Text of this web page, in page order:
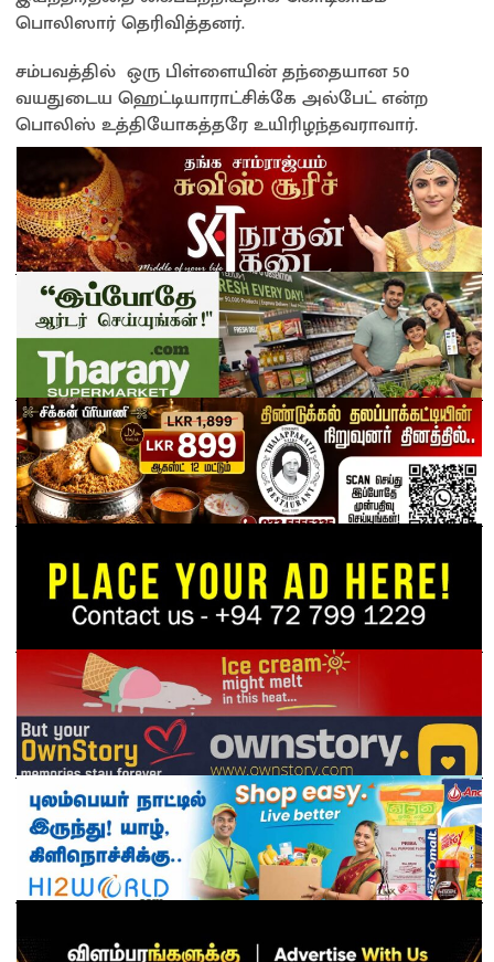
பொலிஸார் தெரிவித்தனர்.
சம்பவத்தில் ஒரு பிள்ளையின் தந்தையான 50
வயதுடைய ஹெட்டியாராட்சிக்கே அல்பேட் என்ற
பொலிஸ் உத்தியோகத்தரே உயிரிழந்தவராவார்.